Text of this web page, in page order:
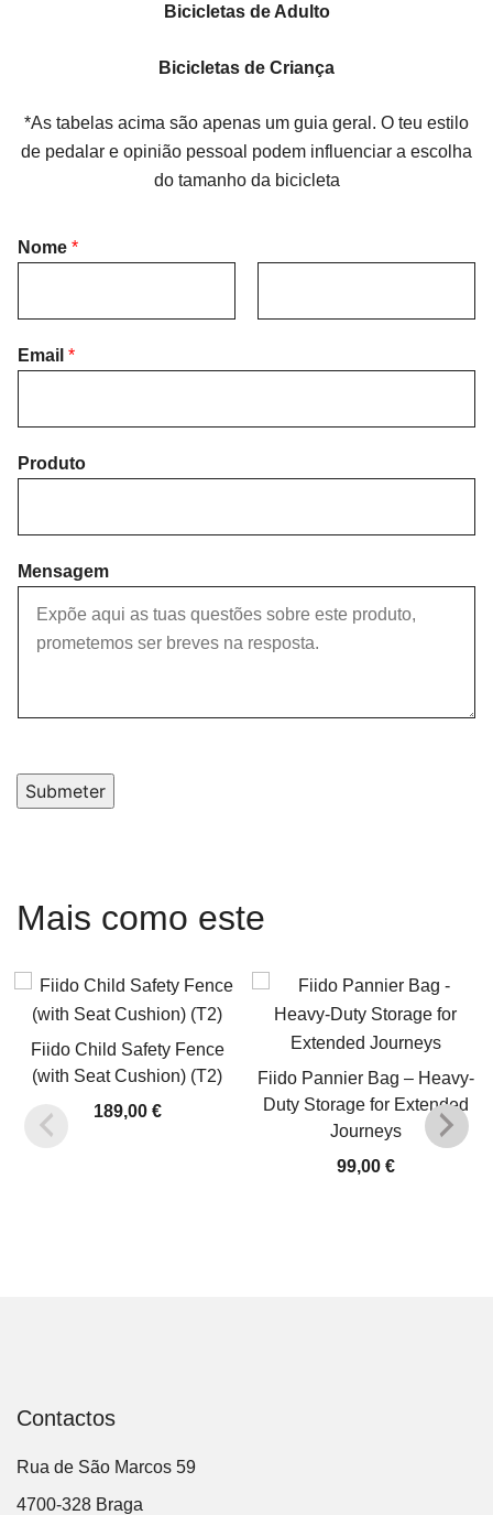
Bicicletas de Adulto
Bicicletas de Criança
*As tabelas acima são apenas um guia geral. O teu estilo
de pedalar e opinião pessoal podem influenciar a escolha
do tamanho da bicicleta
Nome *
t
Email *
Produto
Mensagem
Submeter
Mais como este
Fiido Child Safety Fence
(with Seat Cushion) (T2)
189,00 €
Fiido Pannier Bag – Heavy-
Duty Storage for Extended
Journeys
99,00 €
Contactos
Rua de São Marcos 59
4700-328 Braga